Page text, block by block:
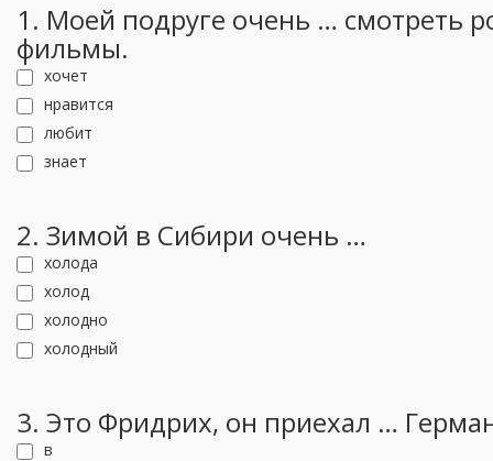
1. Моей подруге очень … смотреть
фильмы.
хочет
нравится
любит
знает
2. Зимой в Сибири очень …
холода
холод
холодно
холодный
3. Это Фридрих, он приехал …
в